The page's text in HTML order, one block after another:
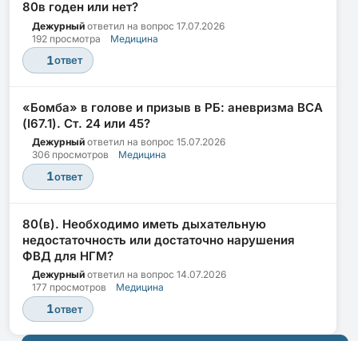
80в годен или нет?
Дежурный ответил на вопрос 17.07.2026
192 просмотра
Медицина
1ответ
«Бомба» в голове и призыв в РБ: аневризма ВСА
(I67.1). Ст. 24 или 45?
Дежурный ответил на вопрос 15.07.2026
306 просмотров
Медицина
1ответ
80(в). Необходимо иметь дыхательную
недостаточность или достаточно нарушения
ФВД для НГМ?
Дежурный ответил на вопрос 14.07.2026
177 просмотров
Медицина
1ответ